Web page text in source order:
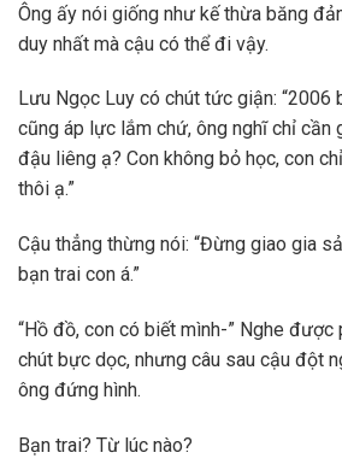
Ông ấy nói giống như kế thừa băng
duy nhất mà cậu có thể đi vậy.
Lưu Ngọc Luy có chút tức giận: “2006
cũng áp lực lắm chứ, ông nghĩ chỉ cần
đậu liêng ạ? Con không bỏ học, con
thôi ạ.”
Cậu thẳng thừng nói: “Đừng giao gia
bạn trai con á.”
“Hồ đồ, con có biết mình-” Nghe
chút bực dọc, nhưng câu sau cậu đột
ông đứng hình.
Bạn trai? Từ lúc nào?